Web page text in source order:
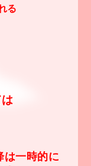
る
は一時的に